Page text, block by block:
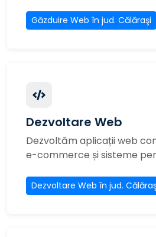
Găzduire Web în jud. Călăraşi
Dezvoltare Web
Dezvoltăm aplicații web
e-commerce și sisteme
Dezvoltare Web în jud.